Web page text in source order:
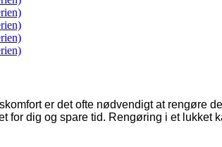
er det ofte nødvendigt at rengøre
for dig og spare tid. Rengøring i et lukket